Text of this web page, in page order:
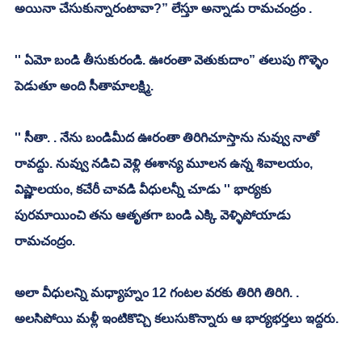
అయినా చేసుకున్నారంటావా?” లేస్తూ అన్నాడు రామచంద్రం .
'' ఏమో బండి తీసుకురండి. ఊరంతా వెతుకుదాం” తలుపు గొళ్ళెం
పెడుతూ అంది సీతామాలక్ష్మి.
'' సీతా. . నేను బండిమీద ఊరంతా తిరిగిచూస్తాను నువ్వు నాతో
రావద్దు. నువ్వు నడిచి వెళ్లి ఈశాన్య మూలన ఉన్న శివాలయం,
విష్ణాలయం, కచేరీ చావడి వీధులన్నీ చూడు '' భార్యకు
పురమాయించి తను ఆతృతగా బండి ఎక్కి వెళ్ళిపోయాడు
రామచంద్రం.
అలా వీధులన్ని మధ్యాహ్నం 12 గంటల వరకు తిరిగి తిరిగి. .
అలసిపోయి మళ్లీ ఇంటికొచ్చి కలుసుకొన్నారు ఆ భార్యభర్తలు ఇద్దరు.